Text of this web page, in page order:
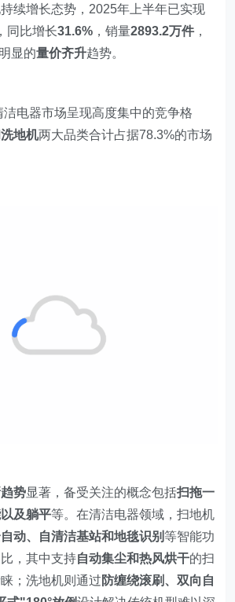
续增长态势，2025年上半年已实现
，同比增长31.6% ，销量2893.2万件 ，
显的量价齐升趋势。
电器市场呈现高度集中的竞争格
地机两大品类合计占据78.3%的市场
势显著，备受关注的概念包括扫拖一
及躺平等。在清洁电器领域，扫地机
动、自清洁基站和地毯识别 等智能功
，其中支持自动集尘和热风烘干的扫
；洗地机则通过 防缠绕滚刷、双向自